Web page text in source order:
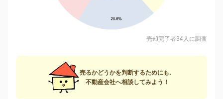
売却完了者34人に調査
売るかどうかを判断するためにも、
不動産会社へ相談してみよう！